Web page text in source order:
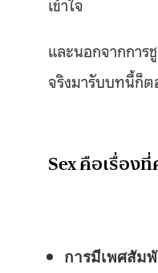
และนอกจากการ
จริงมารับบทนี้ก็ต
Sex คือเรื่อง
การมีเพศสัม